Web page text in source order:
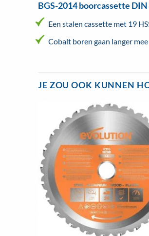
BGS-2014 boorcassette DIN
Een stalen cassette met 19
Cobalt boren gaan langer
JE ZOU OOK KUNNEN